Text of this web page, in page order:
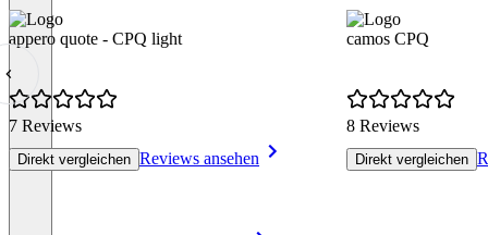
appero quote - CPQ light
7 Reviews
Direkt vergleichen Reviews ansehen
camos CPQ
8 Reviews
Direkt vergleichen